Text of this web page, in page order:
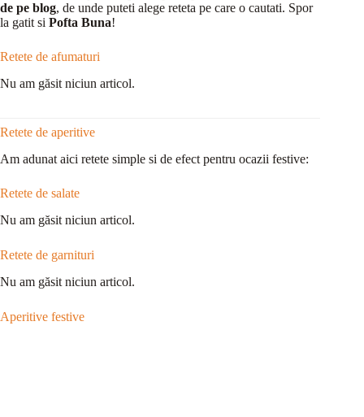
de pe blog, de unde puteti alege reteta pe care o cautati. Spor
la gatit si Pofta Buna!
Retete de afumaturi
Nu am găsit niciun articol.
Retete de aperitive
Am adunat aici retete simple si de efect pentru ocazii festive:
Retete de salate
Nu am găsit niciun articol.
Retete de garnituri
Nu am găsit niciun articol.
Aperitive festive